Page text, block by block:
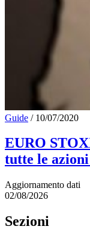
Guide / 10/07/2020
EURO
tutte le
Aggiornamento dati
02/08/2026
Sezioni